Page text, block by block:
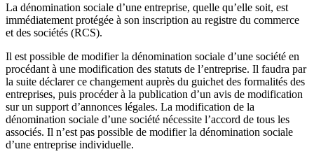
La dénomination sociale d’une entreprise, quelle qu’elle soit, est
immédiatement protégée à son inscription au registre du commerce
et des sociétés (RCS).
Il est possible de modifier la dénomination sociale d’une société en
procédant à une modification des statuts de l’entreprise. Il faudra par
la suite déclarer ce changement auprès du guichet des formalités des
entreprises, puis procéder à la publication d’un avis de modification
sur un support d’annonces légales. La modification de la
dénomination sociale d’une société nécessite l’accord de tous les
associés. Il n’est pas possible de modifier la dénomination sociale
d’une entreprise individuelle.